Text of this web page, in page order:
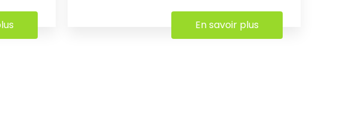
En savoir plus